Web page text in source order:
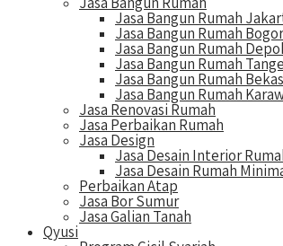
Jasa Bangun Rumah
Jasa Bangun Rumah Bogor
Jasa Bangun Rumah
Jasa Bangun Rumah
Jasa Bangun Rumah
Jasa Bangun Rumah
Jasa Renovasi Rumah
Jasa Perbaikan Rumah
Jasa Design
Jasa Desain Interior
Jasa Desain Rumah
Perbaikan Atap
Jasa Bor Sumur
Jasa Galian Tanah
Qyusi